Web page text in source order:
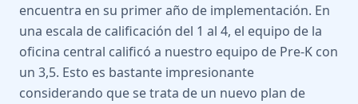
encuentra en su primer año de implementación. En
una escala de calificación del 1 al 4, el equipo de la
oficina central calificó a nuestro equipo de Pre-K con
un 3,5. Esto es bastante impresionante
considerando que se trata de un nuevo plan de